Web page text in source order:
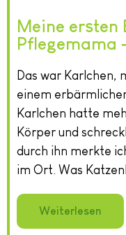
Meine ersten
Pflegemama
Das war Karlchen,
einem
Karlchen hatte
Körper und
durch ihn merkte
im Ort. Was
Weiterlesen